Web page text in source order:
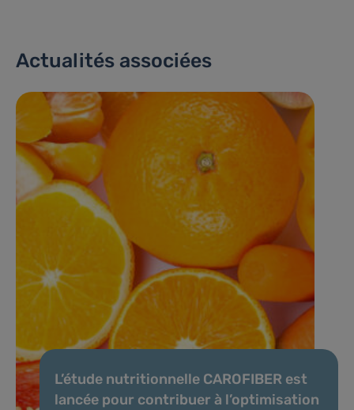
Actualités associées
L’étude nutritionnelle CAROFIBER est
lancée pour contribuer à l’optimisation